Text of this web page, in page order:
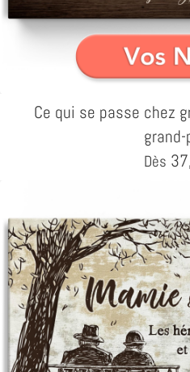
Ce qui se passe chez
grand-
Dès